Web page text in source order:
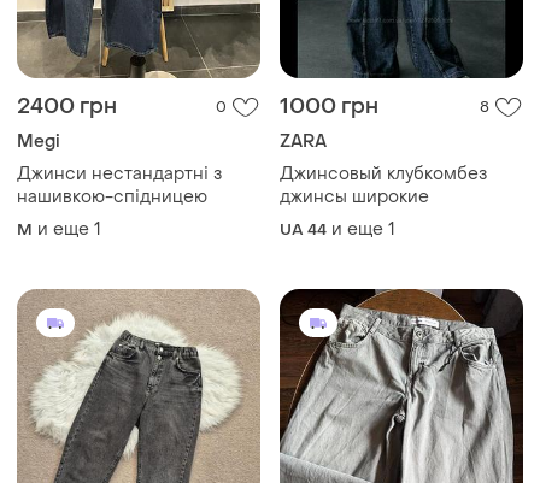
2400 грн 0
Megi
Джинси нестандартні з
нашивкою-спідницею
M и еще 1
1000 грн 8
ZARA
Джинсовый клубкомбез
джинсы широкие
UA 44 и еще 1